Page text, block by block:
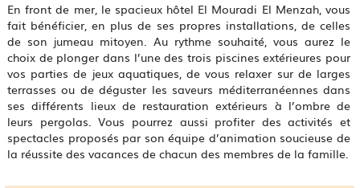
En front de mer, le spacieux hôtel El Mouradi El Menzah, vous
fait bénéficier, en plus de ses propres installations, de celles
de son jumeau mitoyen. Au rythme souhaité, vous aurez le
choix de plonger dans l’une des trois piscines extérieures pour
vos parties de jeux aquatiques, de vous relaxer sur de larges
terrasses ou de déguster les saveurs méditerranéennes dans
ses différents lieux de restauration extérieurs à l’ombre de
leurs pergolas. Vous pourrez aussi profiter des activités et
spectacles proposés par son équipe d’animation soucieuse de
la réussite des vacances de chacun des membres de la famille.